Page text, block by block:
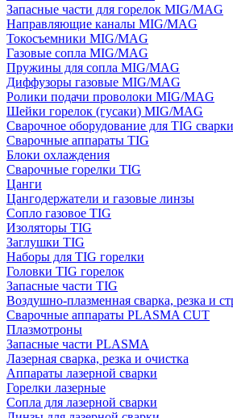
Запасные части для горелок MIG/MAG
Направляющие каналы MIG/MAG
Токосъемники MIG/MAG
Газовые сопла MIG/MAG
Пружины для сопла MIG/MAG
Диффузоры газовые MIG/MAG
Ролики подачи проволоки MIG/MAG
Шейки горелок (гусаки) MIG/MAG
Сварочное оборудование для TIG сварки
Сварочные аппараты TIG
Блоки охлаждения
Сварочные горелки TIG
Цанги
Цангодержатели и газовые линзы
Сопло газовое TIG
Изоляторы TIG
Заглушки TIG
Наборы для TIG горелки
Головки TIG горелок
Запасные части TIG
Воздушно-плазменная сварка, резка и
Сварочные аппараты PLASMA CUT
Плазмотроны
Запасные части PLASMA
Лазерная сварка, резка и очистка
Аппараты лазерной сварки
Горелки лазерные
Сопла для лазерной сварки